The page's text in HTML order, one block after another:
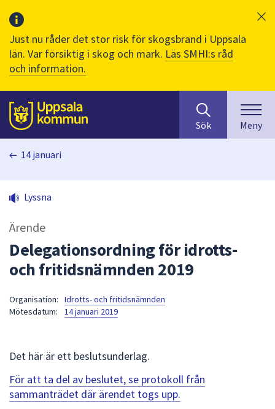
Just nu råder det stor risk för skogsbrand i Uppsala
län. Var försiktig i skog och mark. Läs SMHI:s råd
och information.
Till sidans
huvudinnehåll
efter
innehåll
på
sökfältet
kommer
sökförslag
för
att
Sök Meny
14 januari
Lyssna
Ärende
Delegationsordning för idrotts-
och fritidsnämnden 2019
Organisation:
Idrotts- och fritidsnämnden
Mötesdatum:
14 januari 2019
Det här är ett beslutsunderlag.
För att ta del av beslutet, se protokoll från
sammanträdet där ärendet togs upp.